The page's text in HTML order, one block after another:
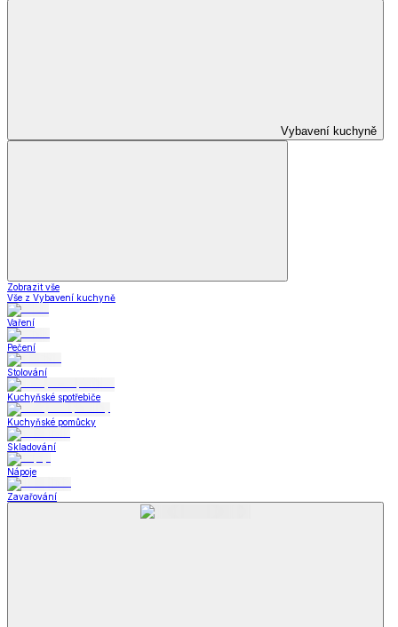
Vybavení kuchyně
Zobrazit vše
Vše z Vybavení kuchyně
Vaření
Pečení
Stolování
Kuchyňské spotřebiče
Kuchyňské pomůcky
Skladování
Nápoje
Zavařování